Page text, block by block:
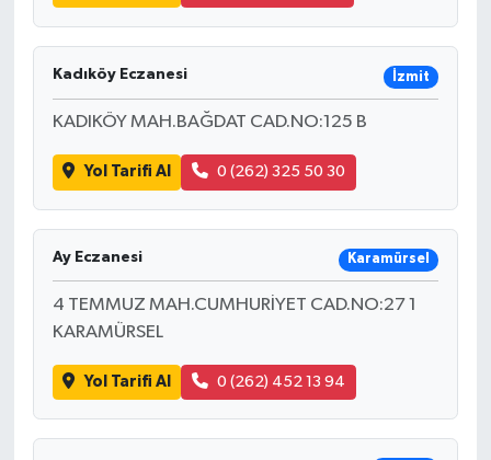
Kadıköy Eczanesi İzmit
KADIKÖY MAH.BAĞDAT CAD.NO:125 B
Yol Tarifi Al 0 (262) 325 50 30
Ay Eczanesi Karamürsel
4 TEMMUZ MAH.CUMHURİYET CAD.NO:27 1
KARAMÜRSEL
Yol Tarifi Al 0 (262) 452 13 94